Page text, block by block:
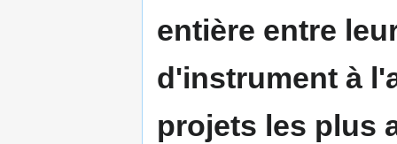
entière entre
d'instrument à
projets les plus